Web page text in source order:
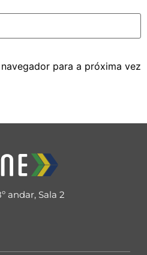
para a próxima vez
andar, Sala 2